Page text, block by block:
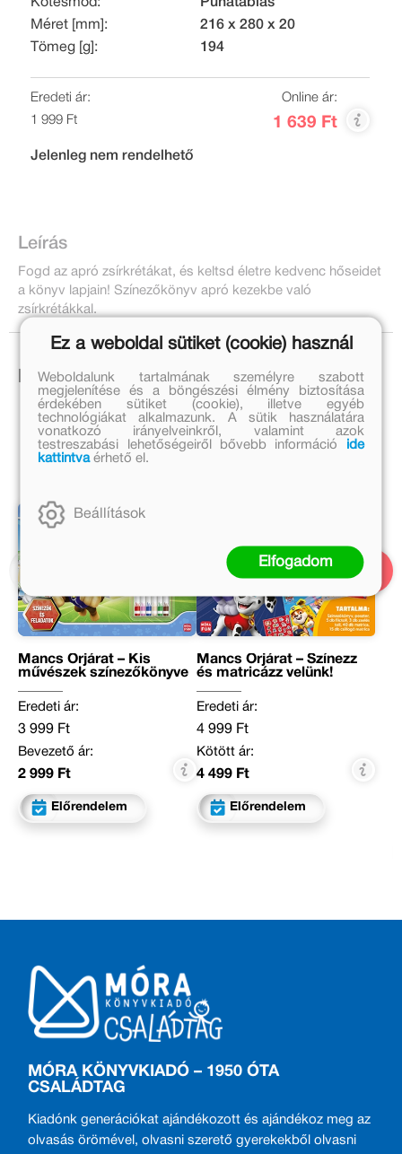
Kötésmód:
Puhatáblás
Méret [mm]:
216 x 280 x 20
Tömeg [g]:
194
Eredeti ár:
1 999 Ft
Online ár:
1 639 Ft
Jelenleg nem rendelhető
Leírás
Fogd az apró zsírkrétákat, és keltsd életre kedvenc hőseidet
a könyv lapjain! Színezőkönyv apró kezekbe való
zsírkrétákkal.
Ezek is érdekelhetnek!
Mancs Őrjárat – Kis
művészek színezőkönyve
Eredeti ár:
3 999 Ft
Bevezető ár:
2 999 Ft
Előrendelem
Mancs Őrjárat – Színezz
és matricázz velünk!
Eredeti ár:
4 999 Ft
Kötött ár:
4 499 Ft
Előrendelem
MÓRA KÖNYVKIADÓ – 1950 ÓTA
CSALÁDTAG
Kiadónk generációkat ajándékozott és ajándékoz meg az
olvasás örömével, olvasni szerető gyerekekből olvasni
Ez a weboldal sütiket (cookie) használ
Weboldalunk tartalmának személyre szabott
megjelenítése és a böngészési élmény biztosítása
érdekében sütiket (cookie), illetve egyéb
technológiákat alkalmazunk. A sütik használatára
vonatkozó irányelveinkről, valamint azok
testreszabási lehetőségeiről bővebb információ
ide
kattintvaérhető el.
Beállítások
Elfogadom